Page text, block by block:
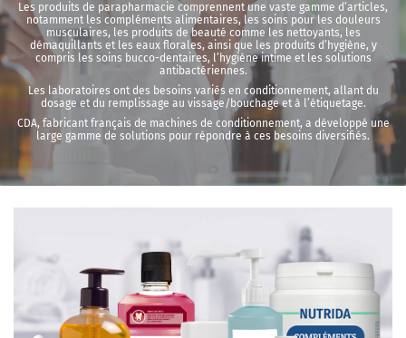
Les produits de parapharmacie comprennent une vaste gamme d’articles,
notamment les compléments alimentaires, les soins pour les douleurs
musculaires, les produits de beauté comme les nettoyants, les
démaquillants et les eaux florales, ainsi que les produits d’hygiène, y
compris les soins bucco-dentaires, l’hygiène intime et les solutions
antibactériennes.
Les laboratoires ont des besoins variés en conditionnement, allant du
dosage et du remplissage au vissage/bouchage et à l’étiquetage.
CDA, fabricant français de machines de conditionnement, a développé une
large gamme de solutions pour répondre à ces besoins diversifiés.